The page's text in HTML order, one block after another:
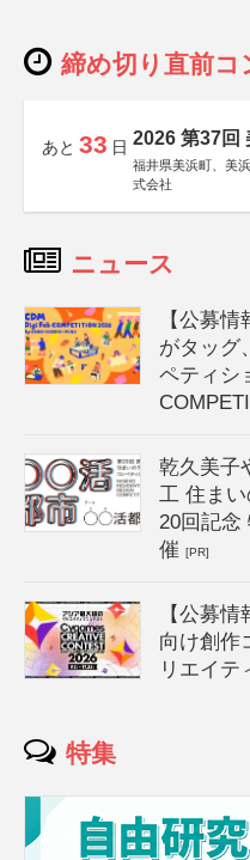
締め切り直前コ
あと 33 日 2026 第37回
福井県美浜町、美
式会社
ニュース
【公募
がタッグ
ペティシ
乾久美子
工 住ま
20回記念
催[PR]
【公募
向け創作
リエイテ
特集